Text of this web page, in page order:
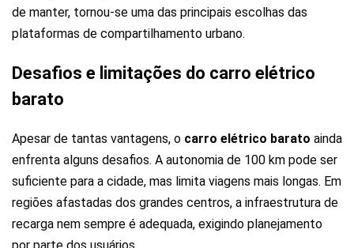
de manter, tornou-se uma das principais escolhas das
plataformas de compartilhamento urbano.
Desafios e limitações do carro elétrico
barato
Apesar de tantas vantagens, o carro elétrico barato ainda
enfrenta alguns desafios. A autonomia de 100 km pode ser
suficiente para a cidade, mas limita viagens mais longas. Em
regiões afastadas dos grandes centros, a infraestrutura de
recarga nem sempre é adequada, exigindo planejamento